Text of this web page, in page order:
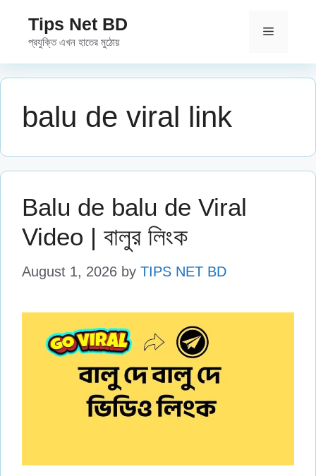
content
Tips Net BD
প্রযুক্তি এখন হাতের মুঠোয়
Menu
balu de viral link
Balu de balu de Viral
Video | বালুর লিংক
August 1, 2026 by TIPS NET BD